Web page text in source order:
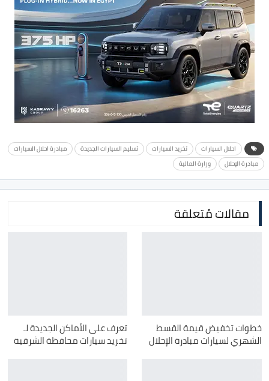
احلال السيارات تخريد السيارات تسليم السيارات الجديدة
مبادرة احلال السيارات
مبادرة الإحلال
وزارة المالية
مقالات مُتعلقة
خطوات تخفيض قيمة القسط
الشهري لسيارات مبادرة الإحلال
تعرف على الأماكن الجديدة لـ
تخريد سيارات محافظة الشرقية